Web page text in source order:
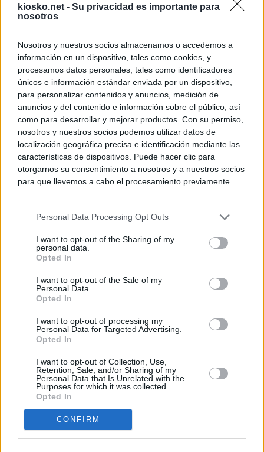
kiosko.net - Su privacidad es importante para
nosotros
Nosotros y nuestros socios almacenamos o accedemos a
información en un dispositivo, tales como cookies, y
procesamos datos personales, tales como identificadores
únicos e información estándar enviada por un dispositivo,
para personalizar contenidos y anuncios, medición de
anuncios y del contenido e información sobre el público, así
como para desarrollar y mejorar productos. Con su permiso,
nosotros y nuestros socios podemos utilizar datos de
localización geográfica precisa e identificación mediante las
características de dispositivos. Puede hacer clic para
otorgarnos su consentimiento a nosotros y a nuestros socios
para que llevemos a cabo el procesamiento previamente
negar su consentimiento. Tenga en cuenta que algún
de su consentimiento, pero usted tiene el derecho de
rechazar tal procesamiento. Sus preferencias se aplicarán
cualquier momento entrando de nuevo en este sitio web o
visitando nuestra política de privacidad.
Personal Data Processing Opt Outs
I want to opt-out of the Sharing of my
personal data.
Opted In
I want to opt-out of the Sale of my
Personal Data.
Opted In
I want to opt-out of processing my
Personal Data for Targeted Advertising.
Opted In
I want to opt-out of Collection, Use,
Retention, Sale, and/or Sharing of my
Personal Data that Is Unrelated with the
Purposes for which it was collected.
Opted In
CONFIRM